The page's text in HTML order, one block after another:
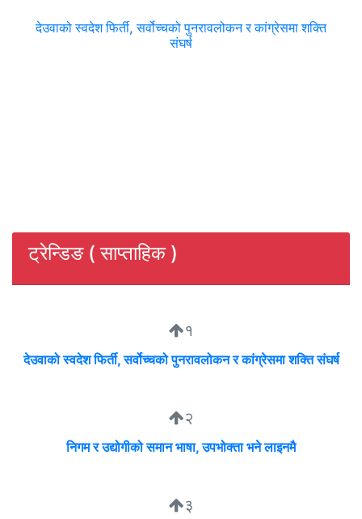
देउवाको स्वदेश फिर्ती, सर्वोच्चको पुनरावलोकन र कांग्रेसमा शक्ति
संघर्ष
ट्रेन्डिङ ( साप्ताहिक )
१
देउवाको स्वदेश फिर्ती, सर्वोच्चको पुनरावलोकन र कांग्रेसमा शक्ति संघर्ष
२
निगम र उद्योगीको समान भाषा, उपभोक्ता भने लाइनमै
३